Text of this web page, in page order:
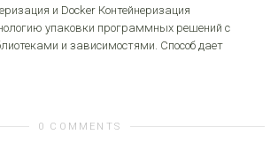
и Docker Контейнеризация
упаковки программных решений с
и зависимостями. Способ дает
0 COMMENTS